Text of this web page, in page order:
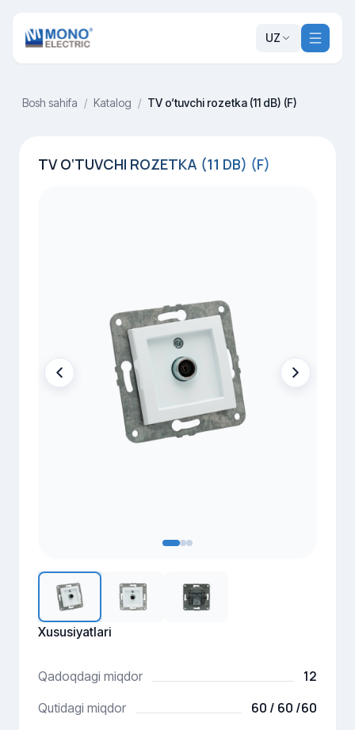
UZ
Bosh sahifa / Katalog / TV o‘tuvchi rozetka (11 dB) (F)
TV O‘TUVCHI ROZETKA (11 DB) (F)
Xususiyatlari
Qadoqdagi miqdor 12
Qutidagi miqdor 60 / 60 /60